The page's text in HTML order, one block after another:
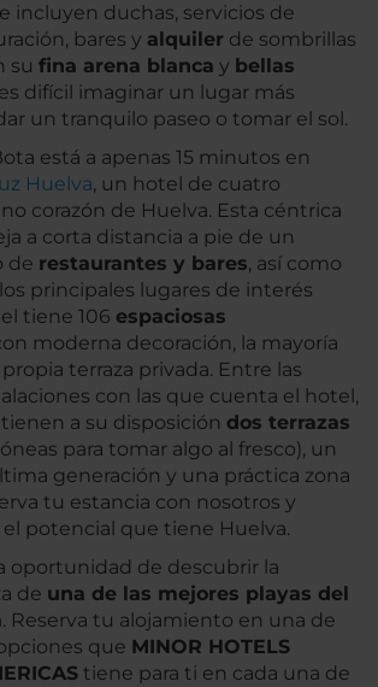
incluyen duchas, servicios de
bares y alquiler de sombrillas
su fina arena blanca y bellas
difícil imaginar un lugar más
un tranquilo paseo o tomar el sol.
está a apenas 15 minutos en
Huelva, un hotel de cuatro
corazón de Huelva. Esta céntrica
a corta distancia a pie de un
de restaurantes y bares, así como
principales lugares de interés
tiene 106 espaciosas
moderna decoración, la mayoría
terraza privada. Entre las
con las que cuenta el hotel,
a su disposición dos terrazas
para tomar algo al fresco), un
generación y una práctica zona
tu estancia con nosotros y
potencial que tiene Huelva.
oportunidad de descubrir la
de una de las mejores playas del
. Reserva tu alojamiento en una de
que MINOR HOTELS
tiene para ti en cada una de